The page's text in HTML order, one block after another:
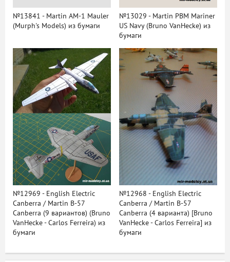
№13841 - Martin AM-1 Mauler
(Murph's Models) из бумаги
№13029 - Martin PBM Mariner
US Navy (Bruno VanHecke) из
бумаги
№12969 - English Electric
Canberra / Martin B-57
Canberra (9 вариантов) (Bruno
VanHecke - Carlos Ferreira) из
бумаги
№12968 - English Electric
Canberra / Martin B-57
Canberra (4 варианта) [Bruno
VanHecke - Carlos Ferreira] из
бумаги